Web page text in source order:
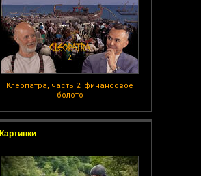
Клеопатра, часть 2: финансовое
болото
Картинки